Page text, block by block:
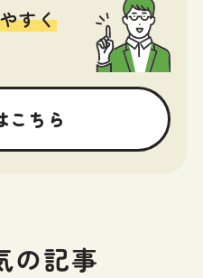
すく
こちら
の記事